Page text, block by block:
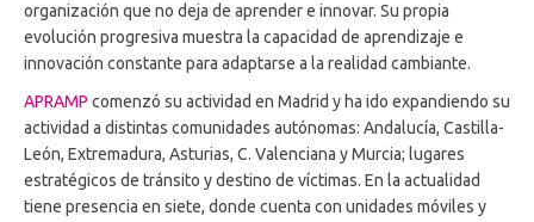
organización que no deja de aprender e innovar. Su propia
evolución progresiva muestra la capacidad de aprendizaje e
innovación constante para adaptarse a la realidad cambiante.
APRAMP comenzó su actividad en Madrid y ha ido expandiendo su
actividad a distintas comunidades autónomas: Andalucía, Castilla-
León, Extremadura, Asturias, C. Valenciana y Murcia; lugares
estratégicos de tránsito y destino de víctimas. En la actualidad
tiene presencia en siete, donde cuenta con unidades móviles y